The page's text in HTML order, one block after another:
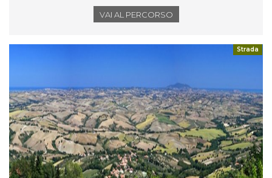
immettersi nel tratto del percorso Vedute Feltresche tra
VAI AL PERCORSO
Strada